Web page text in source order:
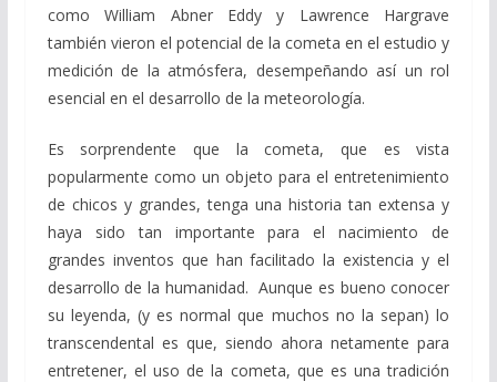
como William Abner Eddy y Lawrence Hargrave
también vieron el potencial de la cometa en el estudio y
medición de la atmósfera, desempeñando así un rol
esencial en el desarrollo de la meteorología.
Es sorprendente que la cometa, que es vista
popularmente como un objeto para el entretenimiento
de chicos y grandes, tenga una historia tan extensa y
haya sido tan importante para el nacimiento de
grandes inventos que han facilitado la existencia y el
desarrollo de la humanidad. Aunque es bueno conocer
su leyenda, (y es normal que muchos no la sepan) lo
transcendental es que, siendo ahora netamente para
entretener, el uso de la cometa, que es una tradición